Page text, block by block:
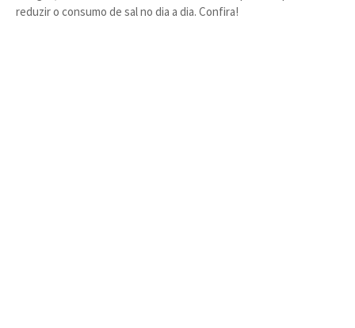
reduzir o consumo de sal no dia a dia. Confira!